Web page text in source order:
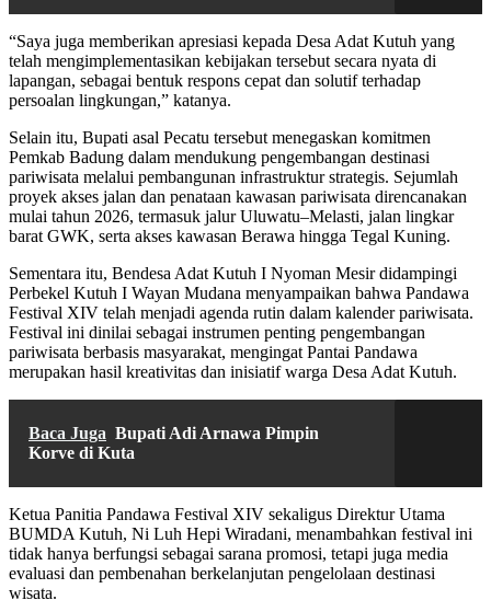
“Saya juga memberikan apresiasi kepada Desa Adat Kutuh yang
telah mengimplementasikan kebijakan tersebut secara nyata di
lapangan, sebagai bentuk respons cepat dan solutif terhadap
persoalan lingkungan,” katanya.
Selain itu, Bupati asal Pecatu tersebut menegaskan komitmen
Pemkab Badung dalam mendukung pengembangan destinasi
pariwisata melalui pembangunan infrastruktur strategis. Sejumlah
proyek akses jalan dan penataan kawasan pariwisata direncanakan
mulai tahun 2026, termasuk jalur Uluwatu–Melasti, jalan lingkar
barat GWK, serta akses kawasan Berawa hingga Tegal Kuning.
Sementara itu, Bendesa Adat Kutuh I Nyoman Mesir didampingi
Perbekel Kutuh I Wayan Mudana menyampaikan bahwa Pandawa
Festival XIV telah menjadi agenda rutin dalam kalender pariwisata.
Festival ini dinilai sebagai instrumen penting pengembangan
pariwisata berbasis masyarakat, mengingat Pantai Pandawa
merupakan hasil kreativitas dan inisiatif warga Desa Adat Kutuh.
Baca Juga Bupati Adi Arnawa Pimpin
Korve di Kuta
Ketua Panitia Pandawa Festival XIV sekaligus Direktur Utama
BUMDA Kutuh, Ni Luh Hepi Wiradani, menambahkan festival ini
tidak hanya berfungsi sebagai sarana promosi, tetapi juga media
evaluasi dan pembenahan berkelanjutan pengelolaan destinasi
wisata.